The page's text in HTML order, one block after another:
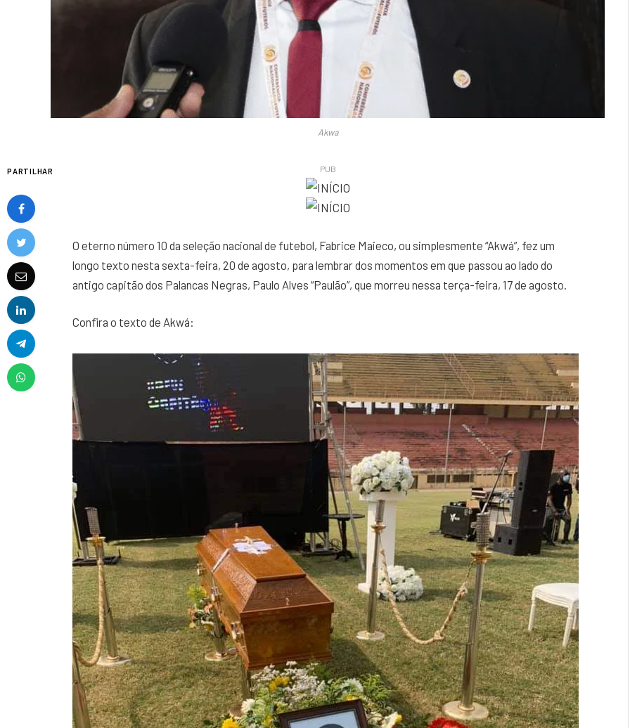
Akwa
PARTILHAR PUB
O eterno número 10 da seleção nacional de futebol, Fabrice Maieco, ou simplesmente “Akwá”, fez um
longo texto nesta sexta-feira, 20 de agosto, para lembrar dos momentos em que passou ao lado do
antigo capitão dos Palancas Negras, Paulo Alves “Paulão”, que morreu nessa terça-feira, 17 de agosto.
Confira o texto de Akwá: